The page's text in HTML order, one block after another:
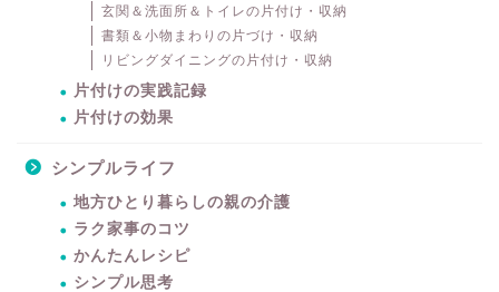
玄関＆洗面所＆トイレの片付け・収納
書類＆小物まわりの片づけ・収納
リビングダイニングの片付け・収納
片付けの実践記録
片付けの効果
シンプルライフ
地方ひとり暮らしの親の介護
ラク家事のコツ
かんたんレシピ
シンプル思考